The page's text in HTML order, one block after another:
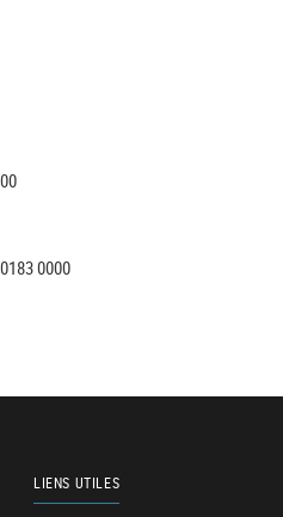
0000
LIENS UTILES